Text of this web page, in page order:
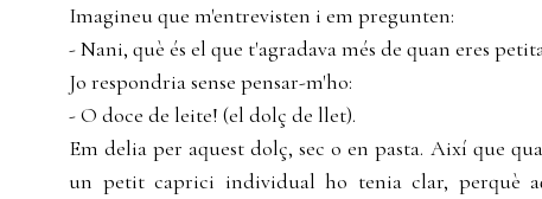
Imagineu que m'entrevisten i em pregunten:
- Nani, què és el que t'agradava més de quan eres
Jo respondria sense pensar-m'ho:
- O doce de leite! (el dolç de llet).
Em delia per aquest dolç, sec o en pasta. Així que
un petit caprici individual ho tenia clar, perquè